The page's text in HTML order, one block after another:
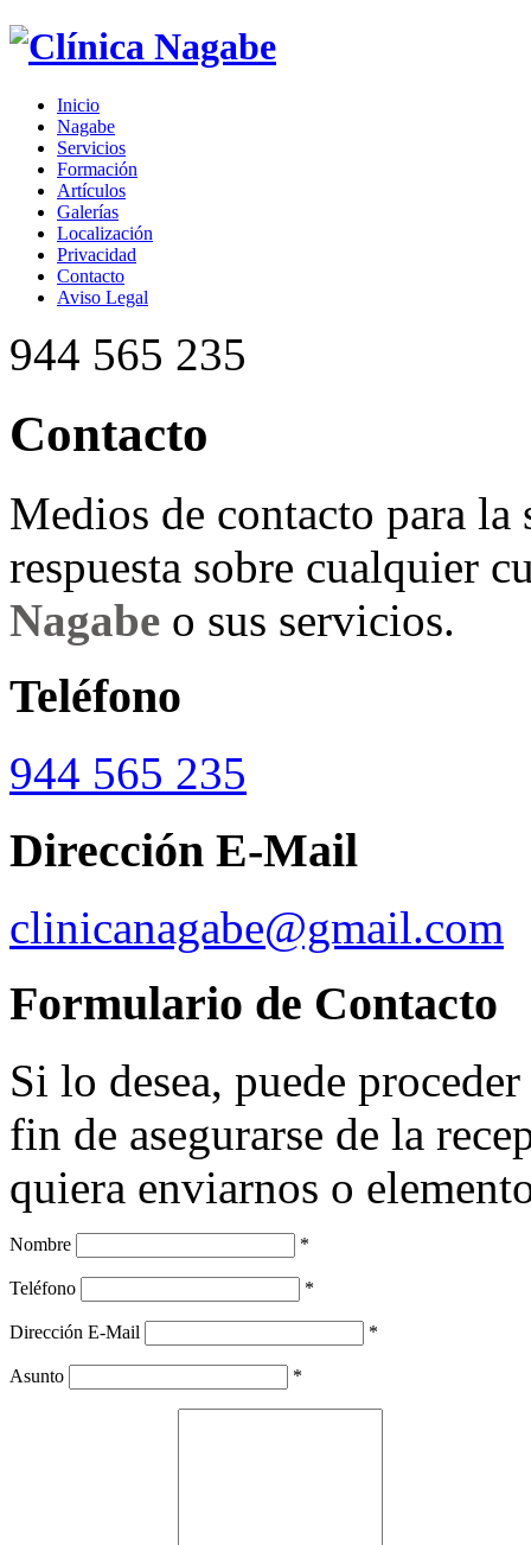
Inicio
Nagabe
Servicios
Formación
Artículos
Galerías
Localización
Privacidad
Contacto
Aviso Legal
944 565 235
Contacto
Medios de contacto para
respuesta sobre cualquier
Nagabe o sus servicios.
Teléfono
944 565 235
Dirección E-Mail
clinicanagabe@gmail.com
Formulario de Contacto
Si lo desea, puede
fin de asegurarse de la
quiera enviarnos o
Nombre *
Teléfono *
Dirección E-Mail *
Asunto *